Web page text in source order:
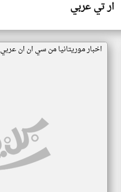
ار تي عربي
اخبار موريتانيا من سي ان ان عربي